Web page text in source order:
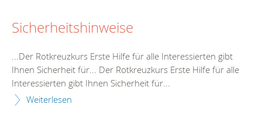
Sicherheitshinweise
...Der Rotkreuzkurs Erste Hilfe für alle Interessierten gibt
Ihnen Sicherheit für... Der Rotkreuzkurs Erste Hilfe für alle
Interessierten gibt Ihnen Sicherheit für...
Weiterlesen